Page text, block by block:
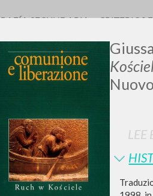
LEE
SECUNDARIA CRITERIOS